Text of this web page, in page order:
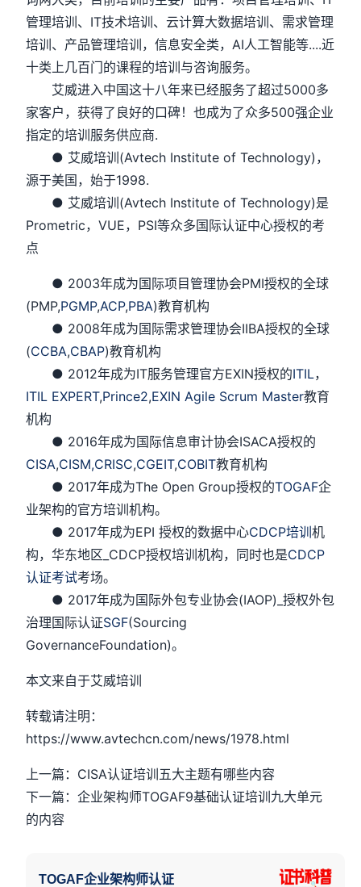
管理培训、IT技术培训、云计算大数据培训、需求管理
培训、产品管理培训，信息安全类，AI人工智能等....近
十类上几百门的课程的培训与咨询服务。
艾威进入中国这十八年来已经服务了超过5000多
家客户，获得了良好的口碑！也成为了众多500强企业
指定的培训服务供应商.
● 艾威培训(Avtech Institute of Technology)，
源于美国，始于1998.
● 艾威培训(Avtech Institute of Technology)是
Prometric，VUE，PSI等众多国际认证中心授权的考
点
● 2003年成为国际项目管理协会PMI授权的全球
(PMP,PGMP,ACP,PBA)教育机构
● 2008年成为国际需求管理协会IIBA授权的全球
(CCBA,CBAP)教育机构
● 2012年成为IT服务管理官方EXIN授权的ITIL，
ITIL EXPERT,Prince2,EXIN Agile Scrum Master教育
机构
● 2016年成为国际信息审计协会ISACA授权的
CISA,CISM,CRISC,CGEIT,COBIT教育机构
● 2017年成为The Open Group授权的TOGAF企
业架构的官方培训机构。
● 2017年成为EPI 授权的数据中心CDCP培训机
构，华东地区_CDCP授权培训机构，同时也是CDCP
认证考试考场。
● 2017年成为国际外包专业协会(IAOP)_授权外包
治理国际认证SGF(Sourcing
GovernanceFoundation)。
本文来自于艾威培训
转载请注明：
https://www.avtechcn.com/news/1978.html
上一篇：CISA认证培训五大主题有哪些内容
下一篇：企业架构师TOGAF9基础认证培训九大单元
的内容
TOGAF企业架构师认证